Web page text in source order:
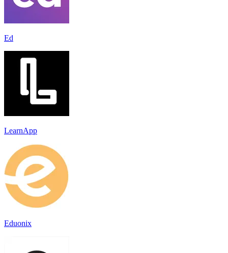
Ed
LearnApp
Eduonix